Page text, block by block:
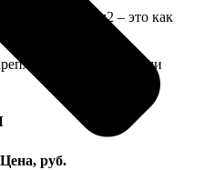
170 г/м2 – это как
журнала.
металлическими
Цена, руб.